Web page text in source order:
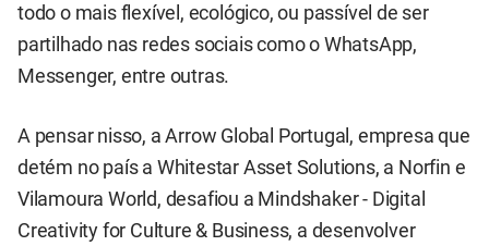
todo o mais flexível, ecológico, ou passível de ser
partilhado nas redes sociais como o WhatsApp,
Messenger, entre outras.
A pensar nisso, a Arrow Global Portugal, empresa que
detém no país a Whitestar Asset Solutions, a Norfin e
Vilamoura World, desafiou a Mindshaker - Digital
Creativity for Culture & Business, a desenvolver